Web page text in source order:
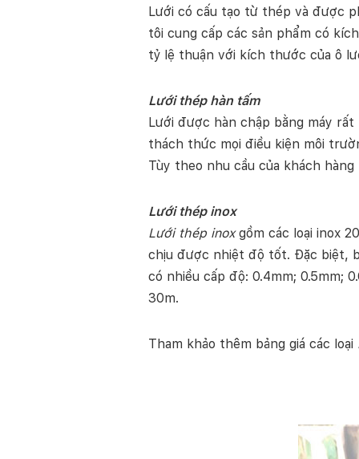
Lưới có cấu tạo từ thép và được
tôi cung cấp các sản phẩm có
tỷ lệ thuận với kích thước của ô
Lưới thép hàn tấm
Lưới được hàn chập bằng máy
thách thức mọi điều kiện môi
Tùy theo nhu cầu của khách
Lưới thép inox
Lưới thép inoxgồm các loại inox
chịu được nhiệt độ tốt. Đặc biệt,
có nhiều cấp độ: 0.4mm; 0.5mm;
30m.
Tham khảo thêm bảng giá các loại